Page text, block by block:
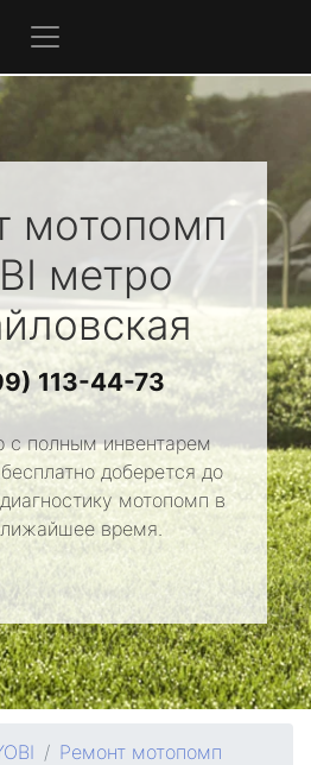
мотопомп
метро
113-44-73
полным инвентарем
доберется до
мотопомп в
время.
Ремонт мотопомп